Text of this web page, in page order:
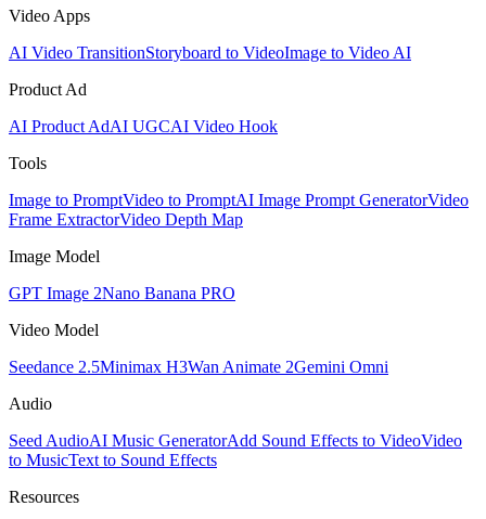
Video Apps
AI Video TransitionStoryboard to VideoImage to Video AI
Product Ad
AI Product AdAI UGCAI Video Hook
Tools
Image to PromptVideo to PromptAI Image Prompt GeneratorVideo
Frame ExtractorVideo Depth Map
Image Model
GPT Image 2Nano Banana PRO
Video Model
Seedance 2.5Minimax H3Wan Animate 2Gemini Omni
Audio
Seed AudioAI Music GeneratorAdd Sound Effects to VideoVideo
to MusicText to Sound Effects
Resources